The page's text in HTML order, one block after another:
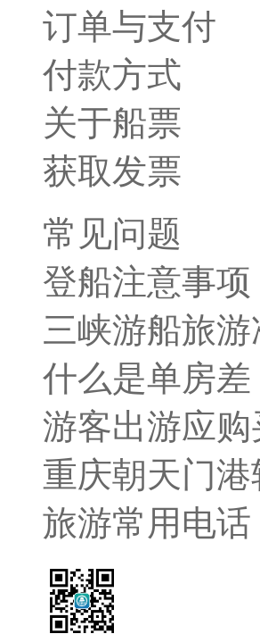
订单与支付
付款方式
关于船票
获取发票
常见问题
登船注意事项
三峡游船旅游
什么是单房差
游客出游应
重庆朝天门
旅游常用电话